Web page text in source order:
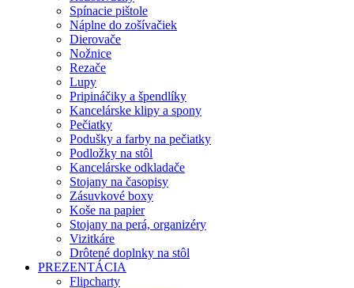
Spínacie pištole
Náplne do zošívačiek
Dierovače
Nožnice
Rezače
Lupy
Pripináčiky a špendlíky
Kancelárske klipy a spony
Pečiatky
Podušky a farby na pečiatky
Podložky na stôl
Kancelárske odkladače
Stojany na časopisy
Zásuvkové boxy
Koše na papier
Stojany na perá, organizéry
Vizitkáre
Drôtené doplnky na stôl
PREZENTÁCIA
Flipcharty